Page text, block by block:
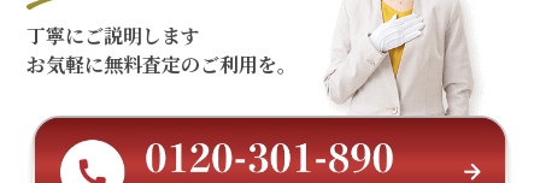
丁寧にご説明します
お気軽に無料査定のご利用を。